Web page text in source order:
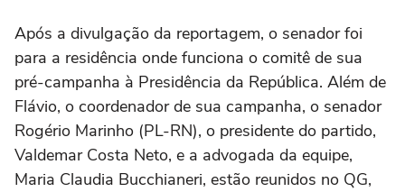
Após a divulgação da reportagem, o senador foi
para a residência onde funciona o comitê de sua
pré-campanha à Presidência da República. Além de
Flávio, o coordenador de sua campanha, o senador
Rogério Marinho (PL-RN), o presidente do partido,
Valdemar Costa Neto, e a advogada da equipe,
Maria Claudia Bucchianeri, estão reunidos no QG,